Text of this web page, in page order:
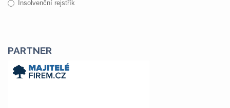
Insolvenční rejstřík
PARTNER